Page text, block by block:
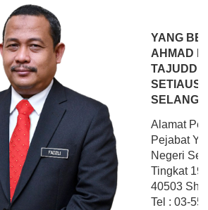
YANG
AHMAD
TAJUDDIN
Alamat
Pejabat
Negeri
Tingkat
40503
Tel : 03-